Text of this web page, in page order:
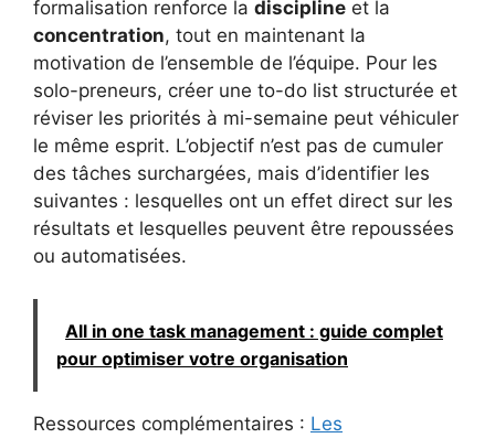
formalisation renforce la discipline et la
concentration, tout en maintenant la
motivation de l’ensemble de l’équipe. Pour les
solo-preneurs, créer une to-do list structurée et
réviser les priorités à mi-semaine peut véhiculer
le même esprit. L’objectif n’est pas de cumuler
des tâches surchargées, mais d’identifier les
suivantes : lesquelles ont un effet direct sur les
résultats et lesquelles peuvent être repoussées
ou automatisées.
All in one task management : guide complet
pour optimiser votre organisation
Ressources complémentaires : Les